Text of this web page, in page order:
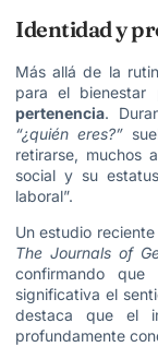
Identidad y
Más allá de la
para el bienestar
pertenencia.
“¿quién eres?”
retirarse, muchos
social y su
laboral”.
Un estudio
The Journals of
confirmando
significativa el
destaca que el
profundamente